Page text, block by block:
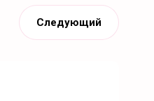
Следующий